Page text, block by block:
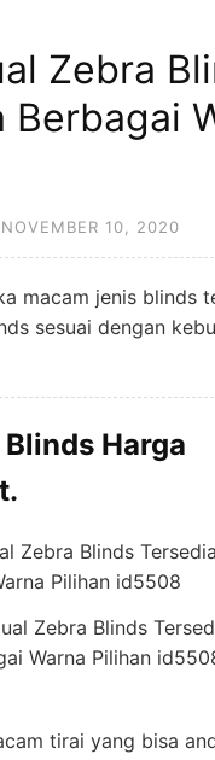
Zebra
Berbagai
NOVEMBER 10, 2020
macam jenis blinds
sesuai dengan
Harga
Zebra Blinds
Warna Pilihan
tirai yang bisa